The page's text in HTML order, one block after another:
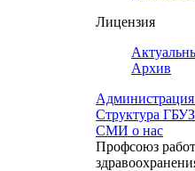
Лицензия
Архив
Структура
СМИ о нас
Профсоюз